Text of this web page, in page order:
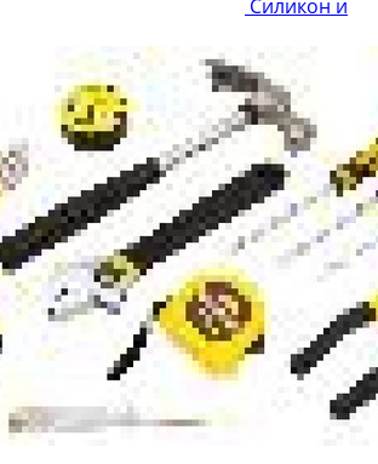
Силикон и